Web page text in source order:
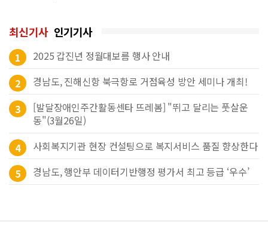
최신기사 인기기사
1
2025 갑진년 정월대보름 행사 안내
2
경남도, 진해신항 북극항로 거점육성 방안 세미나 개최!
3
[발달장애인주간활동센타 뜨레봄] "뛰고 달리는 풋살운
동"(3월26일)
4
사회복지기관 현장 컨설팅으로 복지서비스 품질 향상한다
5
경남도, 행안부 데이터기반행정 평가서 최고 등급 ‘우수’